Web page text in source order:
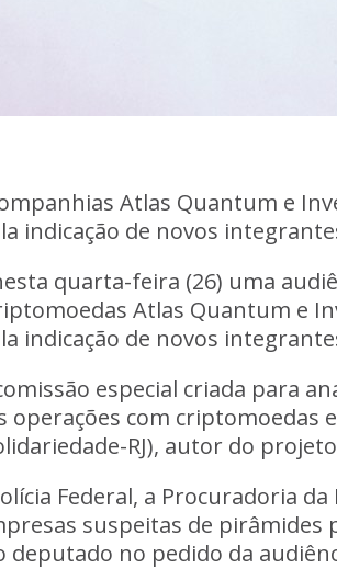
Atlas Quantum e
indicação de novos
quarta-feira (26) uma
Atlas Quantum e
indicação de novos
especial criada para
operações com
RJ), autor do
Federal, a Procuradoria
suspeitas de pirâmides
deputado no pedido da